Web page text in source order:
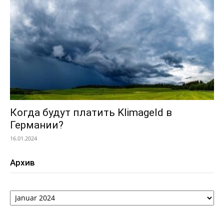
Когда будут платить Klimageld в
Германии?
16.01.2024
Архив
Архив